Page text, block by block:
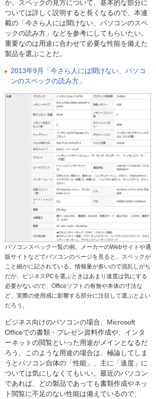
か。スペックの見方について、基本的な部分に
ついては詳しく説明すると長くなるので、本連
載の「今さら人には聞けない、パソコンのスペ
ックの読み方」などを参考にしてもらいたい。
重要なのは用途に合わせて必要な性能を備えた
製品を選ぶことだ。
2013年9月「今さら人には聞けない、パソコ
ンのスペックの読み方」
パソコンスペック一覧の例。メーカーのWebサイトや通
販サイトなどでパソコンのページを見ると、スペックが
こと細かに記されている。情報量が多いので混乱しがち
だが、ビジネスPCを選ぶときはあまり速度は気にする
必要がないので、Officeソフトの有無や本体の寸法な
ど、実際の使用感に影響する部分に注目して選ぶとよい
だろう。
ビジネス向けのパソコンの場合、Microsoft
Officeでの書類・プレゼン資料作成や、インタ
ーネットの閲覧といった用途がメインとなるだ
ろう。このような用途の場合は、極論してしま
うとパソコン自体の「性能」、主に「速度」に
ついては気にしなくてもいい。最近のパソコン
であれば、どの製品であっても書類作成やネッ
ト閲覧に不足のない性能は備えているので、